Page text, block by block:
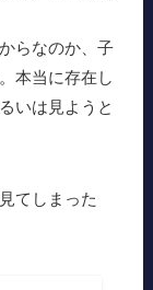
らなのか、子
本当に存在し
いは見ようと
てしまった